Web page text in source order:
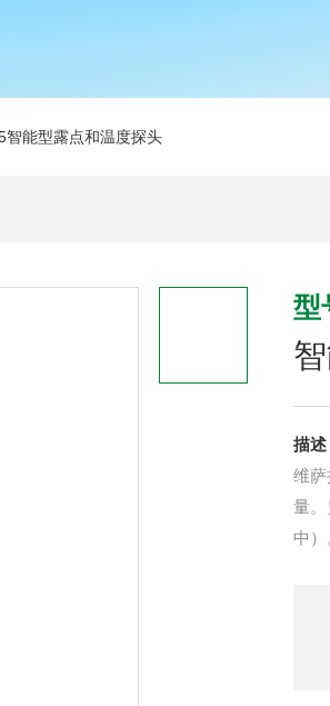
能型露点和温度探头
型
描述
维
量
中）